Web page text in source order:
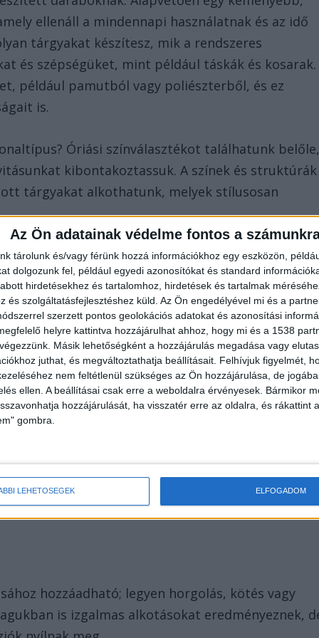
Az Ön adatainak védelme fontos a
tárolunk és/vagy férünk hozzá információkhoz egy eszközön,
dolgozunk fel, például egyedi azonosítókat és standard
hirdetésekhez és tartalomhoz, hirdetések és tartalmak
és szolgáltatásfejlesztéshez küld. Az Ön engedélyével mi és a
szerzett pontos geolokációs adatokat és azonosítási
helyre kattintva hozzájárulhat ahhoz, hogy mi és a 1538
Másik lehetőségként a hozzájárulás megadása vagy
juthat, és megváltoztathatja beállításait. Felhívjuk figyelmét,
nem feltétlenül szükséges az Ön hozzájárulása, de
ellen. A beállításai csak erre a weboldalra érvényesek. Bármikor
hozzájárulását, ha visszatér erre az oldalra, és rákattint
gombra.
LEHETŐSÉGEK ELFOGADOM
ellenáll a mindennapi használatnak és az idő
tárgyakat készítesz, mik a rendszeres
és szépségüket, mint például táskák és kosarak.
például pamutból vagy poliészterből, és ez
is.
Óriási színválasztékot találhatunk belőle,
kibontakoztassuk. A színek és struktúrák
tárgyakat alkothatunk, melyek stílusosan
fonaltípus? A válasz az, hogy szinte bármire! A
és kosarak készítésénél.
miatt népszerű választás azok számára, akik
szeretnének. Egy kézzel készített táska
termékeknél? Vagy esetleg már elképzelted,
meg vele a nappalidba?
és szőnyegek új életre kelhetnek a
és ellenálló anyaguk nemcsak praktikus, de
kísérhetnek minket. Gondolj csak bele,
egy-egy színes párna vagy elegáns szőnyeg.
hozzáadható; legyen horgolás, kötés vagy
is izgalmas alkotásokat eredményeznek,